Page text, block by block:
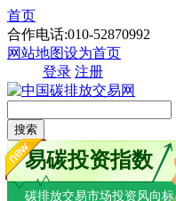
首页
合作电话:010-52870992
网站地图设为首页
登录 注册
搜索
易碳投资指数
碳排放交易市场投资风向标